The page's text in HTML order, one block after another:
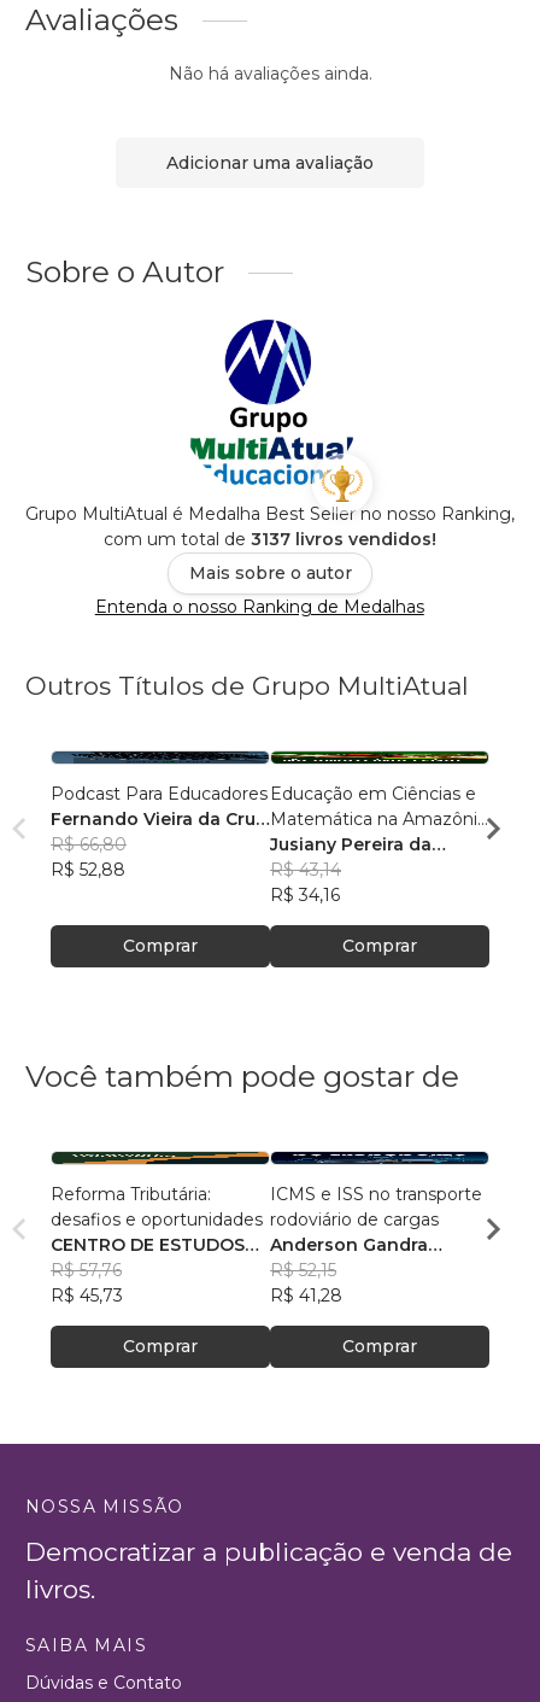
Avaliações
Não há avaliações ainda.
Adicionar uma avaliação
Sobre o Autor
Grupo MultiAtual é Medalha Best Seller no nosso Ranking,
com um total de 3137 livros vendidos!
Mais sobre o autor
Entenda o nosso Ranking de Medalhas
Outros Títulos de Grupo MultiAtual
Podcast Para Educadores
Fernando Vieira da Cruz
(Fernandinho Cruz)
R$ 66,80
R$ 52,88
Comprar
Educação em Ciências e
Matemática na Amazônia
Legal: Pesquisas e
Práticas Pedagógicas
Jusiany Pereira da
Cunha dos Santos
R$ 43,14
R$ 34,16
Comprar
Érica
Você também pode gostar de
Reforma Tributária:
desafios e oportunidades
CENTRO DE ESTUDOS
R$ 57,76
R$ 45,73
Comprar
ICMS e ISS no transporte
rodoviário de cargas
Anderson Gandra
Machado
R$ 52,15
R$ 41,28
Comprar
NOSSA MISSÃO
Democratizar a publicação e venda de
livros.
SAIBA MAIS
Dúvidas e Contato